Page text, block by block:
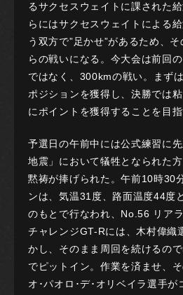
るサクセスウェイトに課された
らにはサクセスウェイトによる
う双方で”足かせ”があるため、
らの戦いになる。今大会は前回
ではなく、300kmの戦い。まず
ポジションを獲得し、決勝では
にポイントを獲得することを目指
予選日の午前中には公式練習に
地震」において犠牲となられた
黙祷が捧げられた。午前10時30
ンは、気温31度、路面温度44度
のもとで行なわれ、No.56 リア
チャレンジGT-Rには、木村偉織
かし、そのまま周回を続けるの
でピットイン。作業を済ませ、
オ･パオロ･デ･オリベイラ選手が